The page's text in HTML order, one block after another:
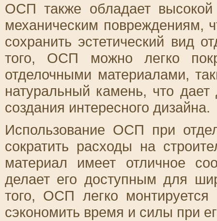
ОСП также обладает высокой
механическим повреждениям,
сохранить эстетический вид
того, ОСП можно легко
отделочными материалами,
натуральный камень, что
создания интересного дизайна.
Использование ОСП при
сократить расходы на
материал имеет отличное
делает его доступным для
того, ОСП легко монтируется
сэкономить время и силы при